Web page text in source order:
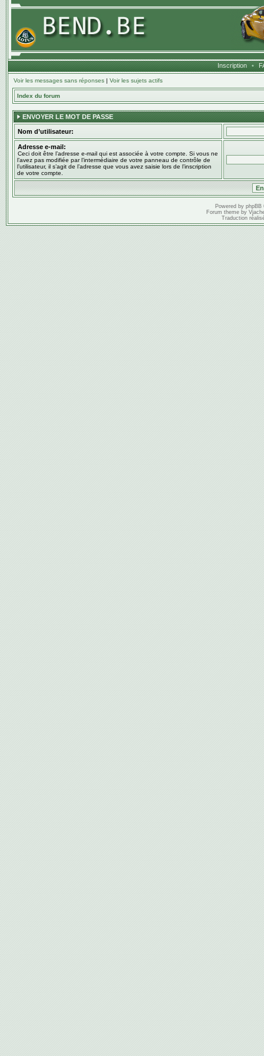
Inscription •
Voir les messages sans réponses | Voir les sujets actifs
Index du forum
ENVOYER LE MOT DE PASSE
Nom d’utilisateur:
Adresse e-mail:
Ceci doit être l’adresse e-mail qui est associée à votre compte. Si vous ne
l’avez pas modifiée par l’intermédiaire de votre panneau de contrôle de
l’utilisateur, il s’agit de l’adresse que vous avez saisie lors de l’inscription
de votre compte.
Powered by phpBB
Forum theme by
Traduction